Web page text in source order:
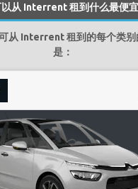
从 Interrent 租到什么最便
从 Interrent 租到的每个类别
是：